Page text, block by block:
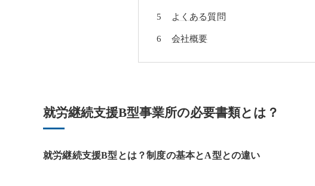
よくある質問
会社概要
就労継続支援B型事業所の必要書類とは？
就労継続支援B型とは？制度の基本とA型との違い